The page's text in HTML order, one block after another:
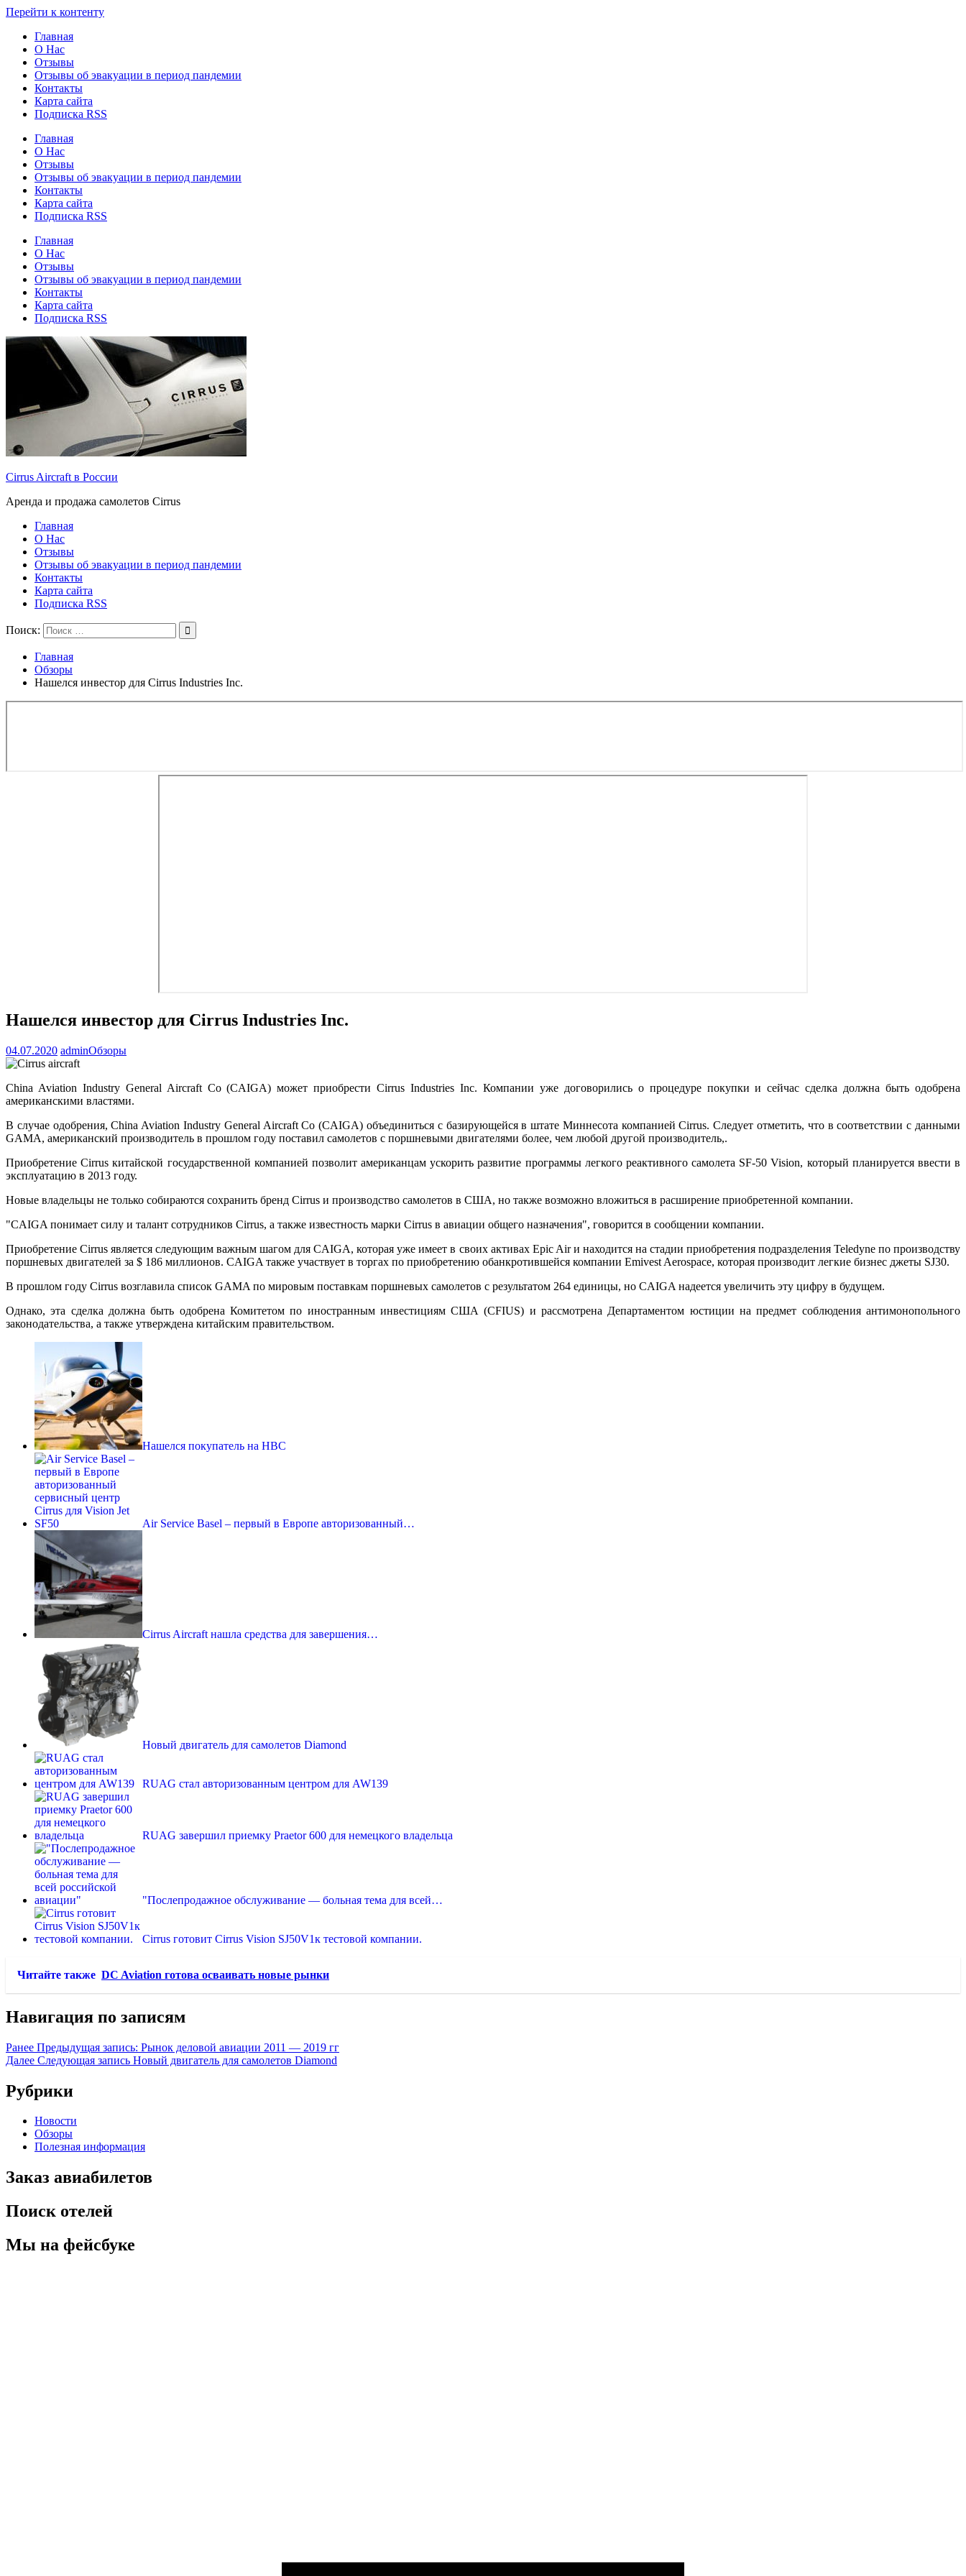
Перейти к контенту
Главная
О Нас
Отзывы
Отзывы об эвакуации в период пандемии
Контакты
Карта сайта
Подписка RSS
Главная
О Нас
Отзывы
Отзывы об эвакуации в период пандемии
Контакты
Карта сайта
Подписка RSS
Главная
О Нас
Отзывы
Отзывы об эвакуации в период пандемии
Контакты
Карта сайта
Подписка RSS
Cirrus Aircraft в России
Аренда и продажа самолетов Cirrus
Главная
О Нас
Отзывы
Отзывы об эвакуации в период пандемии
Контакты
Карта сайта
Подписка RSS
Поиск:
Главная
Обзоры
Нашелся инвестор для Cirrus Industries Inc.
Нашелся инвестор для Cirrus Industries Inc.
04.07.2020 adminОбзоры
China Aviation Industry General Aircraft Co (CAIGA) может приобрести Cirrus Industries Inc. Компании уже договорились о процедуре покупки и сейчас сделка должна быть одобрена
американскими властями.
В случае одобрения, China Aviation Industry General Aircraft Co (CAIGA) объединиться с базирующейся в штате Миннесота компанией Cirrus. Следует отметить, что в соответствии с данными
GAMA, американский производитель в прошлом году поставил самолетов с поршневыми двигателями более, чем любой другой производитель,.
Приобретение Cirrus китайской государственной компанией позволит американцам ускорить развитие программы легкого реактивного самолета SF-50 Vision, который планируется ввести в
эксплуатацию в 2013 году.
Новые владельцы не только собираются сохранить бренд Cirrus и производство самолетов в США, но также возможно вложиться в расширение приобретенной компании.
"CAIGA понимает силу и талант сотрудников Cirrus, а также известность марки Cirrus в авиации общего назначения", говорится в сообщении компании.
Приобретение Cirrus является следующим важным шагом для CAIGA, которая уже имеет в своих активах Epic Air и находится на стадии приобретения подразделения Teledyne по производству
поршневых двигателей за $ 186 миллионов. CAIGA также участвует в торгах по приобретению обанкротившейся компании Emivest Aerospace, которая производит легкие бизнес джеты SJ30.
В прошлом году Cirrus возглавила список GAMA по мировым поставкам поршневых самолетов с результатом 264 единицы, но CAIGA надеется увеличить эту цифру в будущем.
Однако, эта сделка должна быть одобрена Комитетом по иностранным инвестициям США (CFIUS) и рассмотрена Департаментом юстиции на предмет соблюдения антимонопольного
законодательства, а также утверждена китайским правительством.
Нашелся покупатель на HBC
Air Service Basel – первый в Европе авторизованный…
Cirrus Aircraft нашла средства для завершения…
Новый двигатель для самолетов Diamond
RUAG стал авторизованным центром для AW139
RUAG завершил приемку Praetor 600 для немецкого владельца
"Послепродажное обслуживание — больная тема для всей…
Cirrus готовит Cirrus Vision SJ50V1к тестовой компании.
Читайте также DC Aviation готова осваивать новые рынки
Навигация по записям
Ранее Предыдущая запись: Рынок деловой авиации 2011 — 2019 гг
Далее Следующая запись Новый двигатель для самолетов Diamond
Рубрики
Новости
Обзоры
Полезная информация
Заказ авиабилетов
Поиск отелей
Мы на фейсбуке